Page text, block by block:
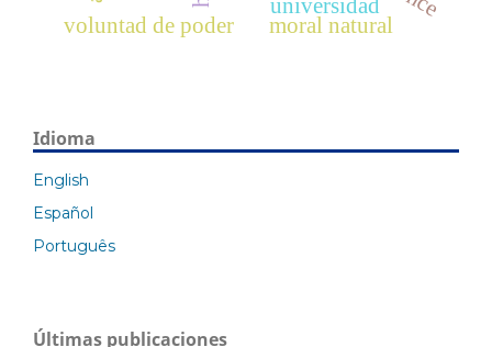
voluntad de poder
universidad
moral natural
Idioma
English
Español
Português
Últimas publicaciones